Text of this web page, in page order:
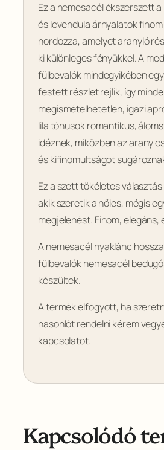
Ez a nemesacél ékszerszett a
és levendula árnyalatok
hordozza, amelyet aranyló
ki különleges fényükkel. A
fülbevalók mindegyikében
festett részlet rejlik, így
megismételhetetlen, igazi
lila tónusok romantikus,
idéznek, miközben az arany
és kifinomultságot
Ez a szett tökéletes
akik szeretik a nőies, mégis
megjelenést. Finom, elegáns,
A nemesacél nyaklánc
fülbevalók nemesacél
készültek.
A termék elfogyott, ha
hasonlót rendelni kérem
kapcsolatot.
Kapcsolódó